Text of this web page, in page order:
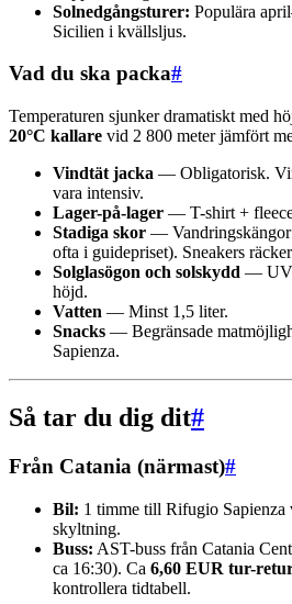
Solnedgångsturer: Populära
Sicilien i kvällsljus.
Vad du ska packa#
Temperaturen sjunker dramatiskt med
20°C kallare vid 2 800 meter jämfört
Vindtät jacka — Obligatorisk.
vara intensiv.
Lager-på-lager — T-shirt +
Stadiga skor —
ofta i guidepriset). Sneakers
Solglasögon och solskydd — UV-
höjd.
Vatten — Minst 1,5 liter.
Snacks — Begränsade
Sapienza.
Så tar du dig dit#
Från Catania (närmast)#
Bil: 1 timme till Rifugio Sapienza
skyltning.
Buss: AST-buss från Catania
ca 16:30). Ca 6,60 EUR tur-
kontrollera tidtabell.